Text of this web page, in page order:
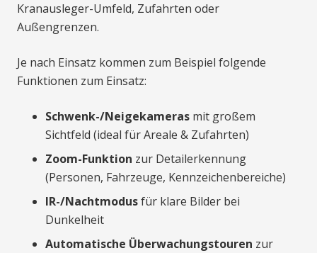
Kranausleger-Umfeld, Zufahrten oder
Außengrenzen.
Je nach Einsatz kommen zum Beispiel folgende
Funktionen zum Einsatz:
Schwenk-/Neigekameras mit großem
Sichtfeld (ideal für Areale & Zufahrten)
Zoom-Funktion zur Detailerkennung
(Personen, Fahrzeuge, Kennzeichenbereiche)
IR-/Nachtmodusfür klare Bilder bei
Dunkelheit
Automatische Überwachungstouren zur